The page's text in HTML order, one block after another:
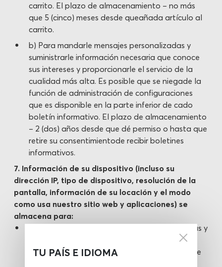
TU PAÍS E IDIOMA
carrito. El plazo de almacenamiento – no más
que 5 (cinco) meses desde queañada artículo al
carrito.
b) Para mandarle mensajes personalizadas y
suministrarle información necesaria que conoce
sus intereses y proporcionarle el servicio de la
cualidad más alta. Es posible que se niegade la
función de administración de configuraciones
que es disponible en la parte inferior de cado
boletín informativo. El plazo de almacenamiento
– 2 (dos) años desde que dé permiso o hasta que
retire su consentimientode recibir boletines
informativos.
7. Información de su dispositivo (incluso su
dirección IP, tipo de dispositivo, resolución de la
pantalla, información de su locación y el modo
como usa nuestro sitio web y aplicaciones) se
almacena para:
a) suministrarle la mejor experiencia de compras y
mejorar nuestra aplicación y el sitio web, y
configurar opciones por defecto especialmente